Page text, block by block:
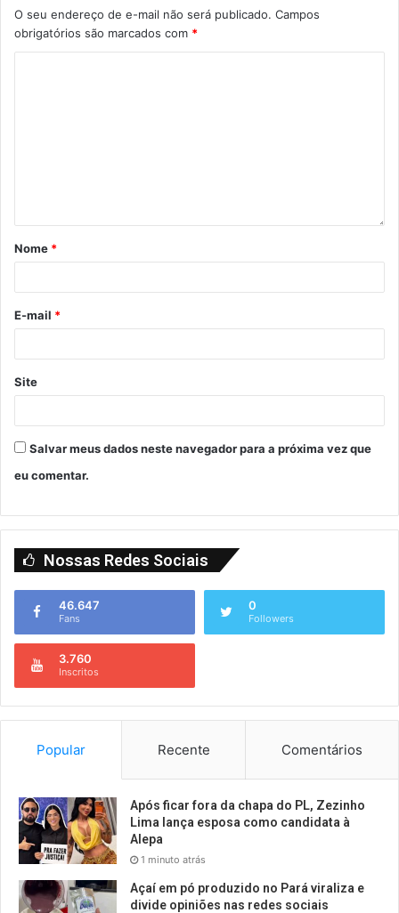
O seu endereço de e-mail não será publicado. Campos
obrigatórios são marcados com *
Nome *
E-mail *
Site
Salvar meus dados neste navegador para a próxima vez que
eu comentar.
Nossas Redes Sociais
46.647
Fans
0
Followers
3.760
Inscritos
Popular Recente Comentários
Após ficar fora da chapa do PL, Zezinho
Lima lança esposa como candidata à
Alepa
1 minuto atrás
Açaí em pó produzido no Pará viraliza e
divide opiniões nas redes sociais